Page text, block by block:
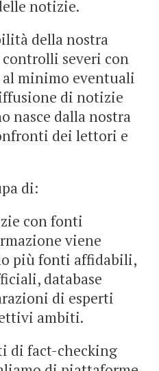
notizie.
della nostra
severi con
minimo eventuali
di notizie
nasce dalla nostra
dei lettori e
di:
con fonti
viene
più fonti affidabili,
database
di esperti
ambiti.
di fact-checking